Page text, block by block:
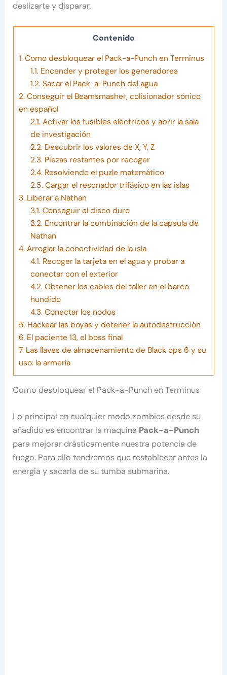
deslizarte y disparar.
Contenido
1.Como desbloquear el Pack-a-Punch en Terminus
1.1.Encender y proteger los generadores
1.2.Sacar el Pack-a-Punch del agua
2.Conseguir el Beamsmasher, colisionador sónico
en español
2.1.Activar los fusibles eléctricos y abrir la sala
de investigación
2.2.Descubrir los valores de X, Y, Z
2.3.Piezas restantes por recoger
2.4.Resolviendo el puzle matemático
2.5.Cargar el resonador trifásico en las islas
3.Liberar a Nathan
3.1.Conseguir el disco duro
3.2.Encontrar la combinación de la capsula de
Nathan
4.Arreglar la conectividad de la isla
4.1.Recoger la tarjeta en el agua y probar a
conectar con el exterior
4.2.Obtener los cables del taller en el barco
hundido
4.3.Conectar los nodos
5.Hackear las boyas y detener la autodestrucción
6.El paciente 13, el boss final
7.Las llaves de almacenamiento de Black ops 6 y su
uso: la armería
Como desbloquear el Pack-a-Punch en Terminus
Lo principal en cualquier modo zombies desde su
añadido es encontrar la maquina Pack-a-Punch
para mejorar drásticamente nuestra potencia de
fuego. Para ello tendremos que restablecer antes la
energía y sacarla de su tumba submarina.